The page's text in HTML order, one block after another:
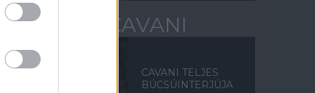
EDINSON CAVANI
CAVANI TELJES
BÚCSÚINTERJÚJA